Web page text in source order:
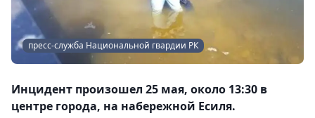
пресс-служба Национальной гвардии РК
Инцидент произошел 25 мая, около 13:30 в
центре города, на набережной Есиля.